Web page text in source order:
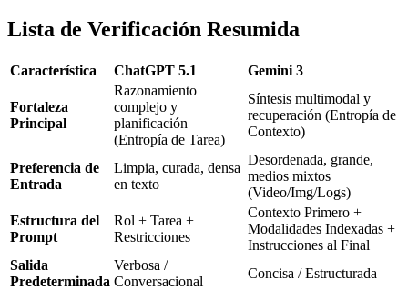
Lista de Verificación Resumida
Característica ChatGPT 5.1 Gemini 3
Fortaleza
Principal
Razonamiento
complejo y
planificación
(Entropía de Tarea)
Síntesis multimodal y
recuperación (Entropía de
Contexto)
Preferencia de
Entrada
Limpia, curada, densa
en texto
Desordenada, grande,
medios mixtos
(Video/Img/Logs)
Estructura del
Prompt
Rol + Tarea +
Restricciones
Contexto Primero +
Modalidades Indexadas +
Instrucciones al Final
Salida
Predeterminada
Verbosa /
Conversacional
Concisa / Estructurada